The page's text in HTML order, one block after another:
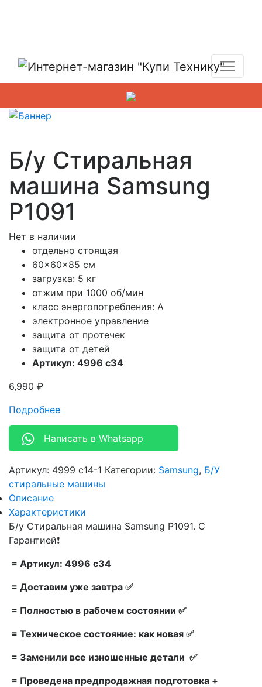
Б/у Стиральная
машина Samsung
P1091
Нет в наличии
отдельно стоящая
60x60x85 см
загрузка: 5 кг
отжим при 1000 об/мин
класс энергопотребления: A
электронное управление
защита от протечек
защита от детей
Артикул: 4996 с34
6,990 ₽
Подробнее
Написать в Whatsapp
Артикул: 4999 с14-1 Категории: Samsung, Б/У
стиральные машины
Описание
Характеристики
Б/у Стиральная машина Samsung P1091. С
Гарантией❗
= Артикул: 4996 с34
= Доставим уже завтра ✅
= Полностью в рабочем состоянии ✅
= Техническое состояние: как новая ✅
= Заменили все изношенные детали ✅
= Проведена предпродажная подготовка +